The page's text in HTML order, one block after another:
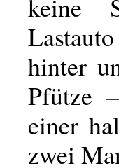
keine
hinter
Pfütze
einer
zwei